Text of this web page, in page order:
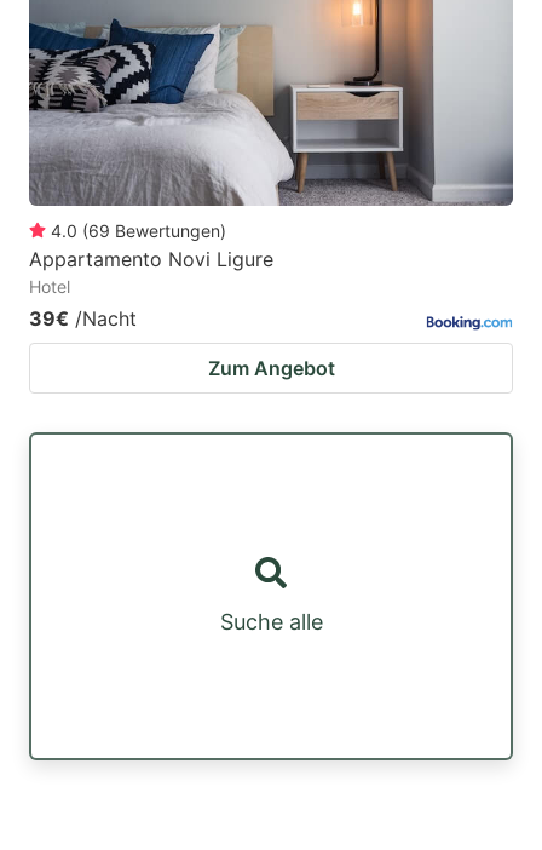
4.0 (69 Bewertungen)
Appartamento Novi Ligure
Hotel
39€ /Nacht
Zum Angebot
Suche alle